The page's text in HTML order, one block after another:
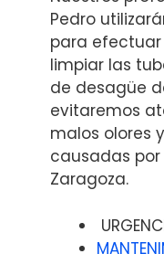
Pedro
para efectuar
limpiar las
de desagüe
evitaremos
malos olores
causadas
Zaragoza.